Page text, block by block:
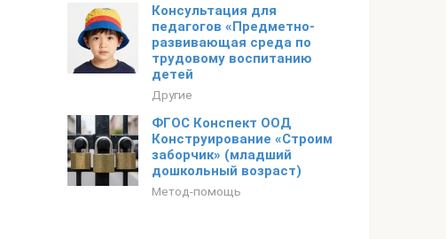
Консультация для
педагогов «Предметно-
развивающая среда по
трудовому воспитанию
детей
Другие
ФГОС Конспект ООД
Конструирование «Строим
заборчик» (младший
дошкольный возраст)
Метод-помощь